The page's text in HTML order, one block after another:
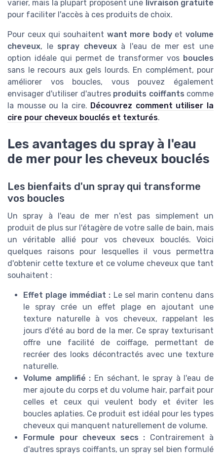
varier, mais la plupart proposent une livraison gratuite
pour faciliter l'accès à ces produits de choix.
Pour ceux qui souhaitent want more bodyet volume
cheveux, le spray cheveuxà l'eau de mer est une
option idéale qui permet de transformer vos boucles
sans le recours aux gels lourds. En complément, pour
améliorer vos boucles, vous pouvez également
envisager d'utiliser d'autres produits coiffants comme
la mousse ou la cire. Découvrez comment utiliser la
cire pour cheveux bouclés et texturés.
Les avantages du spray à l'eau
de mer pour les cheveux bouclés
Les bienfaits d'un spray qui transforme
vos boucles
Un spray à l'eau de mer n'est pas simplement un
produit de plus sur l'étagère de votre salle de bain, mais
un véritable allié pour vos cheveux bouclés. Voici
quelques raisons pour lesquelles il vous permettra
d'obtenir cette texture et ce volume cheveux que tant
souhaitent :
Effet plage immédiat : Le sel marin contenu dans
le spray crée un effet plage en ajoutant une
texture naturelle à vos cheveux, rappelant les
jours d'été au bord de la mer. Ce spray texturisant
offre une facilité de coiffage, permettant de
recréer des looks décontractés avec une texture
naturelle.
Volume amplifié : En séchant, le spray à l'eau de
mer ajoute du corps et du volume hair, parfait pour
celles et ceux qui veulent body et éviter les
boucles aplaties. Ce produit est idéal pour les types
cheveux qui manquent naturellement de volume.
Formule pour cheveux secs : Contrairement à
d'autres sprays coiffants, un spray sel bien formulé